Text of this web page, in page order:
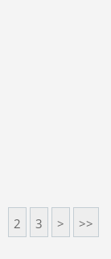
2 3 > >>